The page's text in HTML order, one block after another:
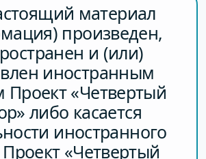
материал
произведен,
и (или)
иностранным
Проект «Четвертый
либо касается
иностранного
Проект «Четвертый